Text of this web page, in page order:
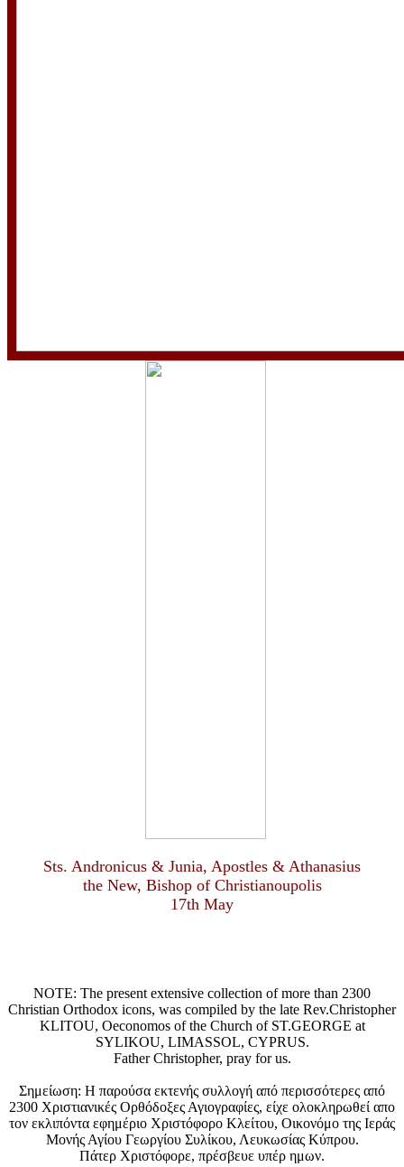
Sts. Andronicus & Junia, Apostles & Athanasius
the New, Bishop of Christianoupolis
17th May
NOTE: The present extensive collection of more than 2300
Christian Orthodox icons, was compiled by the late Rev.Christopher
KLITOU, Oeconomos of the Church of ST.GEORGE at
SYLIKOU, LIMASSOL, CYPRUS.
Father Christopher, pray for us.
Σημείωση: Η παρούσα εκτενής συλλογή από περισσότερες από
2300 Χριστιανικές Ορθόδοξες Αγιογραφίες, είχε ολοκληρωθεί απο
τον εκλιπόντα εφημέριο Χριστόφορο Κλείτου, Οικονόμο της Ιεράς
Μονής Αγίου Γεωργίου Συλίκου, Λευκωσίας Κύπρου.
Πάτερ Χριστόφορε, πρέσβευε υπέρ ημων.